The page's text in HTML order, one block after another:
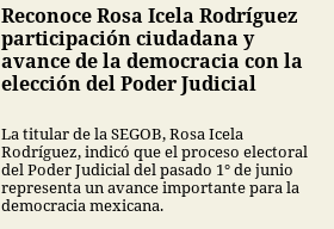
Reconoce Rosa Icela Rodríguez
participación ciudadana y
avance de la democracia con la
elección del Poder Judicial
La titular de la SEGOB, Rosa Icela
Rodríguez, indicó que el proceso electoral
del Poder Judicial del pasado 1° de junio
representa un avance importante para la
democracia mexicana.